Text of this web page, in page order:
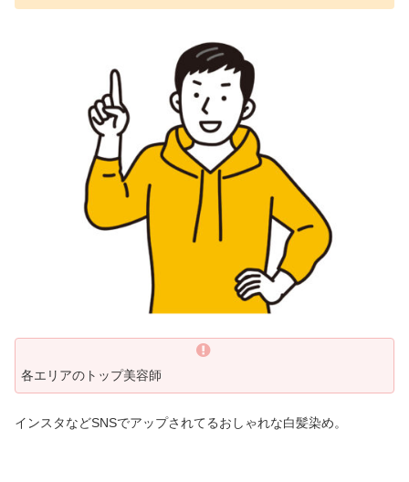
各エリアのトップ美容師
インスタなどSNSでアップされてるおしゃれな白髪染め。